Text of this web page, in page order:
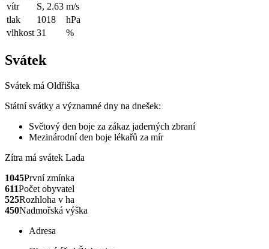
vítr
S, 2.63 m/s
tlak
1018
hPa
vlhkost 31 %
Svátek
Svátek má Oldřiška
Státní svátky a významné dny na dnešek:
Světový den boje za zákaz jaderných zbraní
Mezinárodní den boje lékařů za mír
Zítra má svátek Lada
1045První zmínka
611Počet obyvatel
525Rozhloha v ha
450Nadmořská výška
Adresa